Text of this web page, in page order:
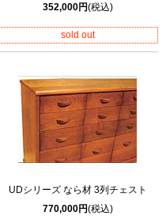
352,000円(税込)
sold out
UDシリーズ なら材 3列チェスト
770,000円(税込)